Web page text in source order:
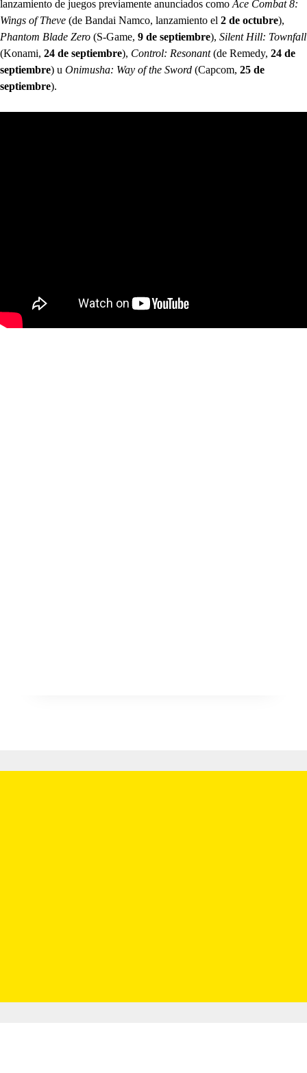
lanzamiento de juegos previamente anunciados como Ace Combat 8:
Wings of Theve (de Bandai Namco, lanzamiento el 2 de octubre),
Phantom Blade Zero (S-Game, 9 de septiembre), Silent Hill: Townfall
(Konami, 24 de septiembre), Control: Resonant(de Remedy, 24 de
septiembre) u Onimusha: Way of the Sword (Capcom, 25 de
septiembre).